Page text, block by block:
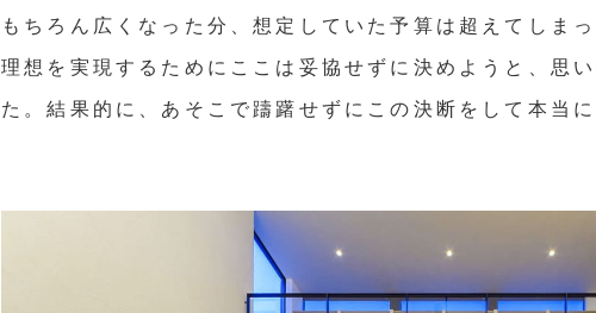
もちろん広くなった分、想定していた予算は超えてしま
理想を実現するためにここは妥協せずに決めようと、思
た。結果的に、あそこで躊躇せずにこの決断をして本当